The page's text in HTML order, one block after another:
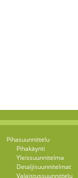
Pihasuunnittelu
Pihakäynti
Yleissuunnitelma
Detaljisuunnitelmat
Valaistussuunnittelu